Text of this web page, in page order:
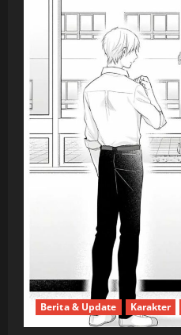
Berita & Update Karakter